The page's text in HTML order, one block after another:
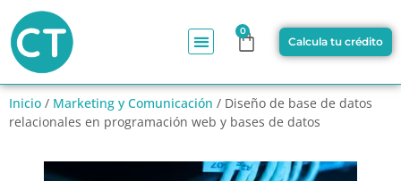
0
Calcula tu crédito
Inicio / Marketing y Comunicación / Diseño de base de datos
relacionales en programación web y bases de datos